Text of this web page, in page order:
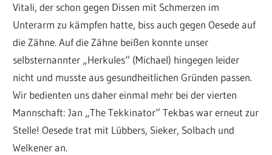
Vitali, der schon gegen Dissen mit Schmerzen im
Unterarm zu kämpfen hatte, biss auch gegen Oesede auf
die Zähne. Auf die Zähne beißen konnte unser
selbsternannter „Herkules“ (Michael) hingegen leider
nicht und musste aus gesundheitlichen Gründen passen.
Wir bedienten uns daher einmal mehr bei der vierten
Mannschaft: Jan „The Tekkinator“ Tekbas war erneut zur
Stelle! Oesede trat mit Lübbers, Sieker, Solbach und
Welkener an.